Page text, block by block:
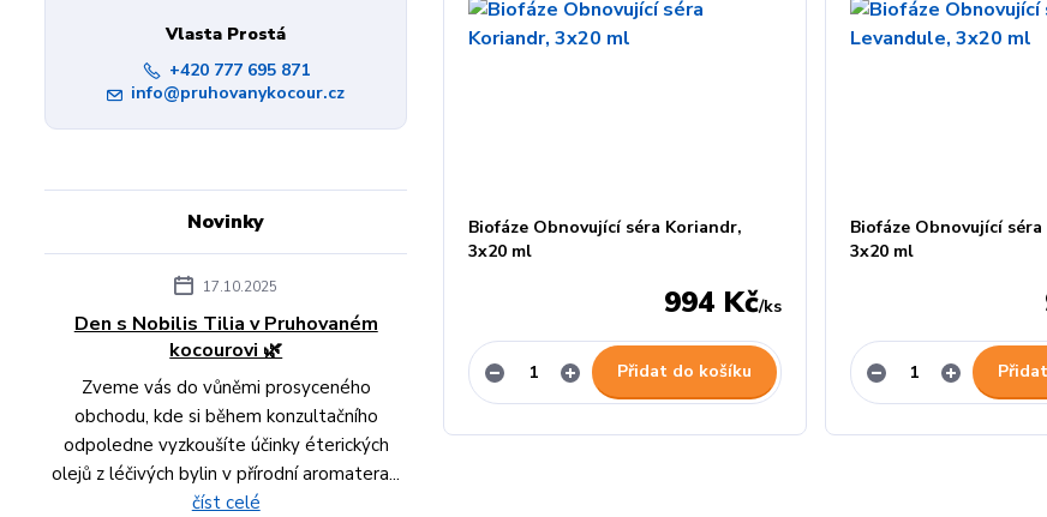
Biofáze Obnovující séra Koriandr,
3x20 ml
994 Kč/ks
Přidat do košíku
Biofáze Obnovující séra
3x20 ml
Vlasta Prostá
+420 777 695 871
info@pruhovanykocour.cz
Novinky
17.10.2025
Den s Nobilis Tilia v Pruhovaném
kocourovi 🌿
Zveme vás do vůněmi prosyceného
obchodu, kde si během konzultačního
odpoledne vyzkoušíte účinky éterických
olejů z léčivých bylin v přírodní aromatera...
číst celé